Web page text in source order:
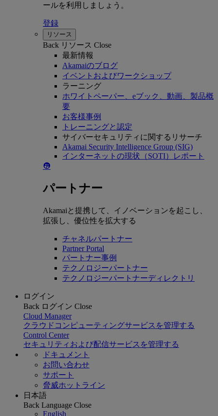
ールを利用しましょう。
登録
リソース
Back リソース Close
最新情報
Akamaiのブログ
イベントおよびワークショップ
ラーニング
ホワイトペーパー、eブック、動画、製品概
要
お客様事例
トレーニングと認定
サイバーセキュリティに関するリサーチ
Akamai Security Intelligence Group (SIG)
インターネットの現状（SOTI）レポート
パートナー
Akamaiと提携して、イノベーションを起こし、
拡張し、優位性を拡大する
チャネルパートナー
Partner Portal
パートナー事例
テクノロジーパートナー
テクノロジーパートナーディレクトリ
ログイン
Back ログイン Close
Cloud Manager
クラウドコンピューティングサービスを管理する
Control Center
セキュリティおよび配信サービスを管理する
ドキュメント
お問い合わせ
サポート
脅威ホットライン
日本語
Back Language Close
English